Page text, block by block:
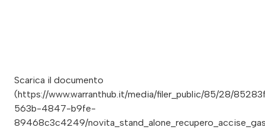
Scarica il documento
(https://www.warranthub.it/media/filer_public/85/28/
563b-4847-b9fe-
89468c3c4249/